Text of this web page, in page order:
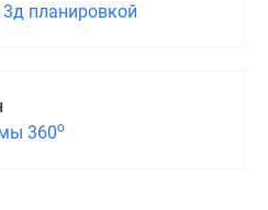
планировкой
360о